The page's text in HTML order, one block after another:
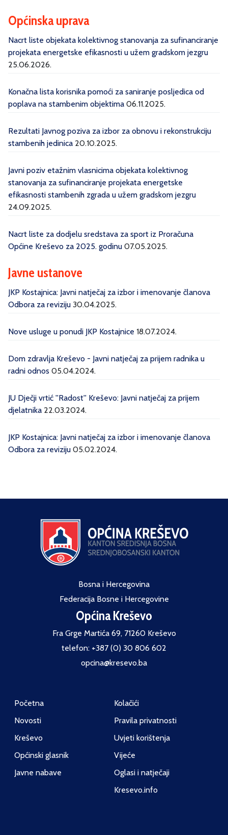
Općinska uprava
Nacrt liste objekata kolektivnog stanovanja za sufinanciranje
projekata energetske efikasnosti u užem gradskom jezgru
25.06.2026.
Konačna lista korisnika pomoći za saniranje posljedica od
poplava na stambenim objektima 06.11.2025.
Rezultati Javnog poziva za izbor za obnovu i rekonstrukciju
stambenih jedinica 20.10.2025.
Javni poziv etažnim vlasnicima objekata kolektivnog
stanovanja za sufinanciranje projekata energetske
efikasnosti stambenih zgrada u užem gradskom jezgru
24.09.2025.
Nacrt liste za dodjelu sredstava za sport iz Proračuna
Općine Kreševo za 2025. godinu 07.05.2025.
Javne ustanove
JKP Kostajnica: Javni natječaj za izbor i imenovanje članova
Odbora za reviziju 30.04.2025.
Nove usluge u ponudi JKP Kostajnice 18.07.2024.
Dom zdravlja Kreševo - Javni natječaj za prijem radnika u
radni odnos 05.04.2024.
JU Dječji vrtić ''Radost'' Kreševo: Javni natječaj za prijem
djelatnika 22.03.2024.
JKP Kostajnica: Javni natječaj za izbor i imenovanje članova
Odbora za reviziju 05.02.2024.
Bosna i Hercegovina
Federacija Bosne i Hercegovine
Općina Kreševo
Fra Grge Martića 69, 71260 Kreševo
telefon: +387 (0) 30 806 602
opcina@kresevo.ba
Početna
Novosti
Kreševo
Općinski glasnik
Javne nabave
Kolačići
Pravila privatnosti
Uvjeti korištenja
Vijeće
Oglasi i natječaji
Kresevo.info